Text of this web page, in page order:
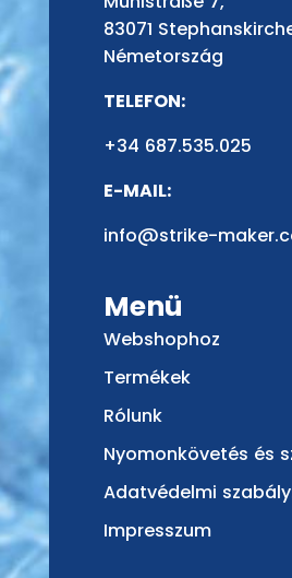
83071
Németország
TELEFON:
+34 687.535.025
E-MAIL:
info@strike-
Menü
Webshophoz
Termékek
Rólunk
Nyomonkövetés és
Adatvédelmi
Impresszum